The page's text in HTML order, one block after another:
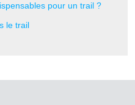
pour un trail ?
le trail